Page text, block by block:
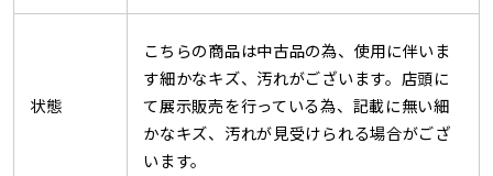
状態
こちらの商品は中古品の為、使用に伴いま
す細かなキズ、汚れがございます。店頭に
て展示販売を行っている為、記載に無い細
かなキズ、汚れが見受けられる場合がござ
います。